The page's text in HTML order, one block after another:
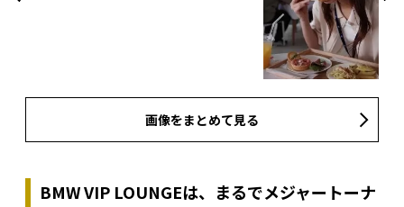
画像をまとめて見る
BMW VIP LOUNGEは、まるでメジャートーナ